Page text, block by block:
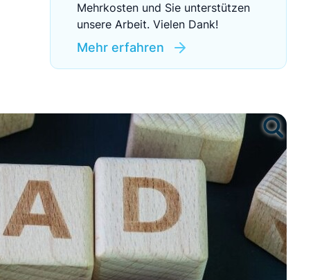
Mehrkosten und Sie unterstützen
unsere Arbeit. Vielen Dank!
Mehr erfahren